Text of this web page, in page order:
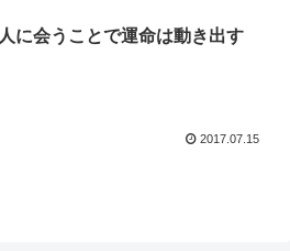
人に会うことで運命は動き出す
2017.07.15